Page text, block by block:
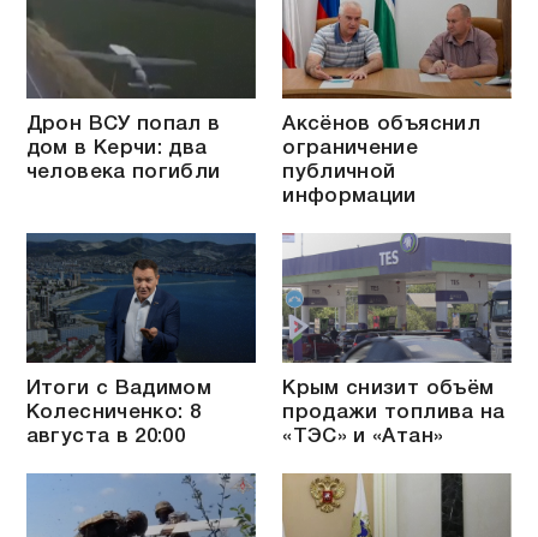
Дрон ВСУ попал в
дом в Керчи: два
человека погибли
Аксёнов объяснил
ограничение
публичной
информации
Итоги с Вадимом
Колесниченко: 8
августа в 20:00
Крым снизит объём
продажи топлива на
«ТЭС» и «Атан»